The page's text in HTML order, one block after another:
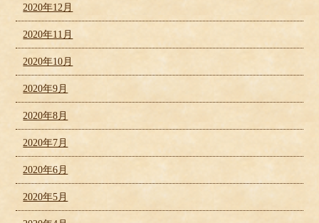
2020年12月
2020年11月
2020年10月
2020年9月
2020年8月
2020年7月
2020年6月
2020年5月